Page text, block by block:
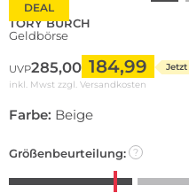
DEAL
TORY BURCH
Geldbörse
UVP285,00 184,99 Jetzt
inkl. Mwst zzgl. Versandkosten
Farbe: Beige
Größenbeurteilung: ?